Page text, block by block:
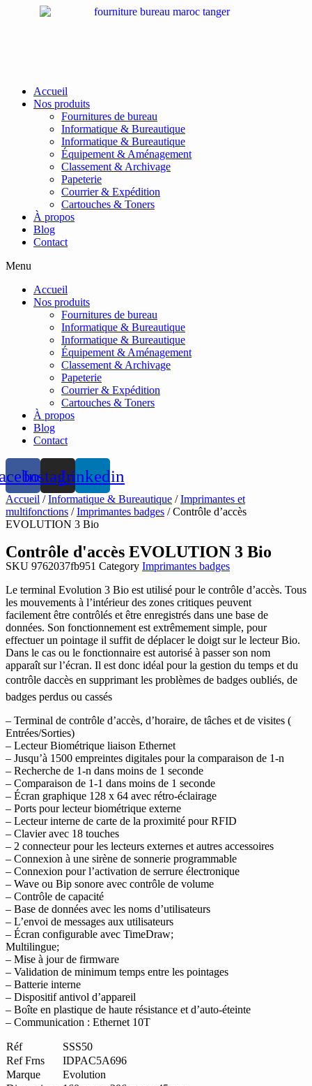
Accueil
Nos produits
Fournitures de bureau
Informatique & Bureautique
Informatique & Bureautique
Équipement & Aménagement
Classement & Archivage
Papeterie
Courrier & Expédition
Cartouches & Toners
À propos
Blog
Contact
Menu
Accueil
Nos produits
Fournitures de bureau
Informatique & Bureautique
Informatique & Bureautique
Équipement & Aménagement
Classement & Archivage
Papeterie
Courrier & Expédition
Cartouches & Toners
À propos
Blog
Contact
InstagramLinkedin
Accueil /Informatique & Bureautique /Imprimantes et
multifonctions /Imprimantes badges / Contrôle d’accès
EVOLUTION 3 Bio
Contrôle d'accès EVOLUTION 3 Bio
SKU 9762037fb951 Category Imprimantes badges
Le terminal Evolution 3 Bio est utilisé pour le contrôle d’accès. Tous
les mouvements à l’intérieur des zones critiques peuvent
facilement être contrôlés et être enregistrés dans une base de
données. Son fonctionnement est extrêmement simple, pour
effectuer un pointage il suffit de déplacer le doigt sur le lecteur Bio.
Dans le cas ou le fonctionnaire est autorisé à passer son nom
apparaît sur l’écran. Il est donc idéal pour la gestion du temps et du
contrôle daccès en supprimant les problèmes de badges oubliés, de
badges perdus ou cassés
– Terminal de contrôle d’accès, d’horaire, de tâches et de visites (
Entrées/Sorties)
– Lecteur Biométrique liaison Ethernet
– Jusqu’à 1500 empreintes digitales pour la comparaison de 1-n
– Recherche de 1-n dans moins de 1 seconde
– Comparaison de 1-1 dans moins de 1 seconde
– Écran graphique 128 x 64 avec rétro-éclairage
– Ports pour lecteur biométrique externe
– Lecteur interne de carte de la proximité pour RFID
– Clavier avec 18 touches
– 2 connecteur pour les lecteurs externes et autres accessoires
– Connexion à une sirène de sonnerie programmable
– Connexion pour l’activation de serrure électronique
– Wave ou Bip sonore avec contrôle de volume
– Contrôle de capacité
– Base de données avec les noms d’utilisateurs
– L’envoi de messages aux utilisateurs
– Écran configurable avec TimeDraw;
Multilingue;
– Mise à jour de firmware
– Validation de minimum temps entre les pointages
– Batterie interne
– Dispositif antivol d’appareil
– Boîte en plastique de haute résistance et d’auto-éteinte
– Communication : Ethernet 10T
Réf
SSS50
Ref Frns
IDPAC5A696
Marque
Evolution